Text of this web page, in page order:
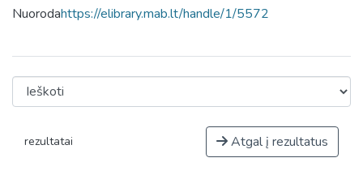
Nuorodahttps://elibrary.mab.lt/handle/1/5572
rezultatai Atgal į rezultatus